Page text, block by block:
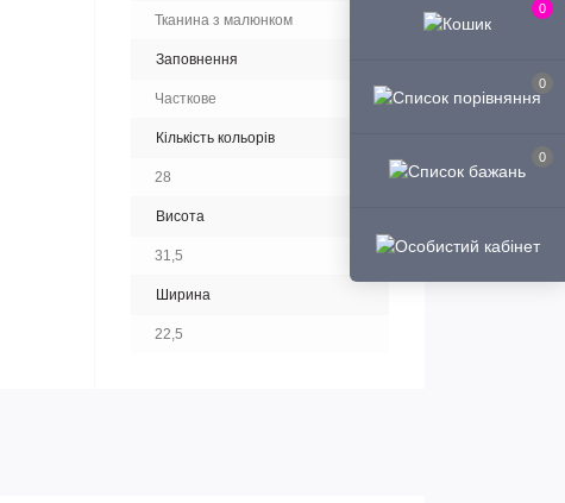
0
0
0
Тканина з малюнком
Заповнення
Часткове
Кількість кольорів
28
Висота
31,5
Ширина
22,5